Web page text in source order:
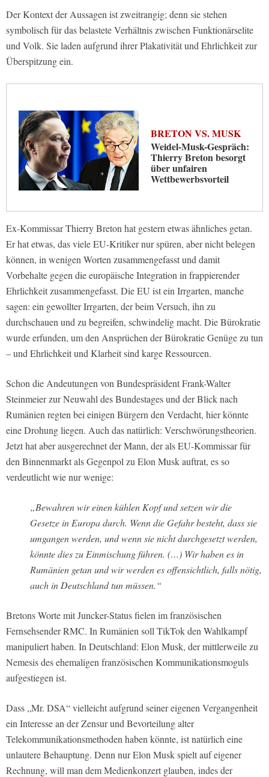
Der Kontext der Aussagen ist zweitrangig; denn sie stehen
symbolisch für das belastete Verhältnis zwischen Funktionärselite
und Volk. Sie laden aufgrund ihrer Plakativität und Ehrlichkeit zur
Überspitzung ein.
BRETON VS. MUSK
Weidel-Musk-Gespräch:
Thierry Breton besorgt
über unfairen
Wettbewerbsvorteil
Ex-Kommissar Thierry Breton hat gestern etwas ähnliches getan.
Er hat etwas, das viele EU-Kritiker nur spüren, aber nicht belegen
können, in wenigen Worten zusammengefasst und damit
Vorbehalte gegen die europäische Integration in frappierender
Ehrlichkeit zusammengefasst. Die EU ist ein Irrgarten, manche
sagen: ein gewollter Irrgarten, der beim Versuch, ihn zu
durchschauen und zu begreifen, schwindelig macht. Die Bürokratie
wurde erfunden, um den Ansprüchen der Bürokratie Genüge zu tun
– und Ehrlichkeit und Klarheit sind karge Ressourcen.
Schon die Andeutungen von Bundespräsident Frank-Walter
Steinmeier zur Neuwahl des Bundestages und der Blick nach
Rumänien regten bei einigen Bürgern den Verdacht, hier könnte
eine Drohung liegen. Auch das natürlich: Verschwörungstheorien.
Jetzt hat aber ausgerechnet der Mann, der als EU-Kommissar für
den Binnenmarkt als Gegenpol zu Elon Musk auftrat, es so
verdeutlicht wie nur wenige:
„Bewahren wir einen kühlen Kopf und setzen wir die
Gesetze in Europa durch. Wenn die Gefahr besteht, dass sie
umgangen werden, und wenn sie nicht durchgesetzt werden,
könnte dies zu Einmischung führen. (…) Wir haben es in
Rumänien getan und wir werden es offensichtlich, falls nötig,
auch in Deutschland tun müssen.“
Bretons Worte mit Juncker-Status fielen im französischen
Fernsehsender RMC. In Rumänien soll TikTok den Wahlkampf
manipuliert haben. In Deutschland: Elon Musk, der mittlerweile zu
Nemesis des ehemaligen französischen Kommunikationsmoguls
aufgestiegen ist.
Dass „Mr. DSA“ vielleicht aufgrund seiner eigenen Vergangenheit
ein Interesse an der Zensur und Bevorteilung alter
Telekommunikationsmethoden haben könnte, ist natürlich eine
unlautere Behauptung. Denn nur Elon Musk spielt auf eigener
Rechnung, will man dem Medienkonzert glauben, indes der